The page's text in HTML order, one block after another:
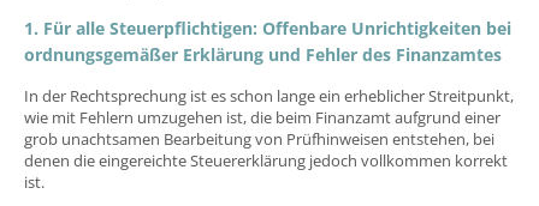
1. Für alle Steuerpflichtigen: Offenbare Unrichtigkeiten bei
ordnungsgemäßer Erklärung und Fehler des Finanzamtes
In der Rechtsprechung ist es schon lange ein erheblicher Streitpunkt,
wie mit Fehlern umzugehen ist, die beim Finanzamt aufgrund einer
grob unachtsamen Bearbeitung von Prüfhinweisen entstehen, bei
denen die eingereichte Steuererklärung jedoch vollkommen korrekt
ist.